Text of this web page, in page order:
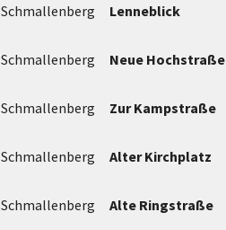
Schmallenberg Lenneblick
Schmallenberg Neue Hochstraße
Schmallenberg Zur Kampstraße
Schmallenberg Alter Kirchplatz
Schmallenberg Alte Ringstraße